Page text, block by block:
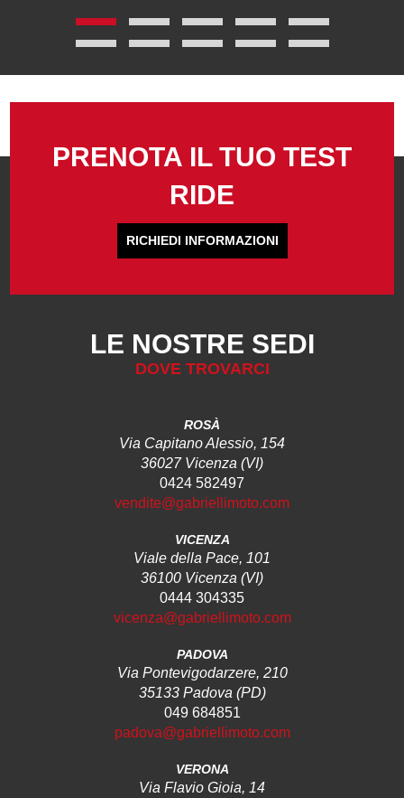
PRENOTA IL TUO TEST
RIDE
RICHIEDI INFORMAZIONI
LE NOSTRE SEDI
DOVE TROVARCI
ROSÀ
Via Capitano Alessio, 154
36027 Vicenza (VI)
0424 582497
vendite@gabriellimoto.com
VICENZA
Viale della Pace, 101
36100 Vicenza (VI)
0444 304335
vicenza@gabriellimoto.com
PADOVA
Via Pontevigodarzere, 210
35133 Padova (PD)
049 684851
padova@gabriellimoto.com
VERONA
Via Flavio Gioia, 14